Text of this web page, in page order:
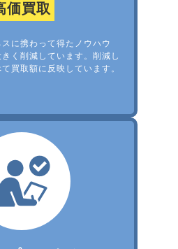
価買取
に携わって得たノウハウ
く削減しています。削減し
買取額に反映しています。